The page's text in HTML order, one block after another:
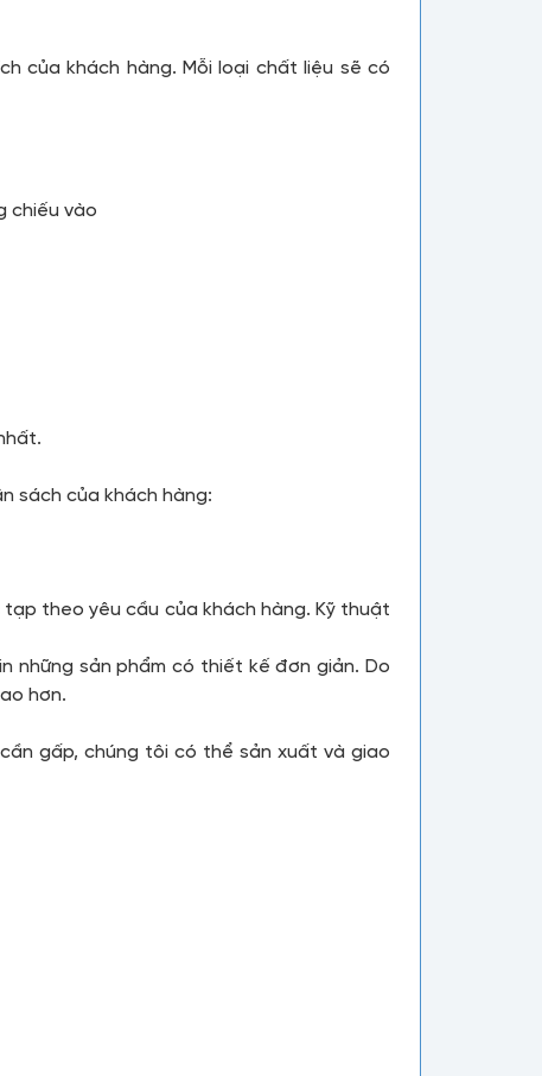
của khách hàng. Mỗi loại chất liệu sẽ có
chiếu vào
sách của khách hàng:
theo yêu cầu của khách hàng. Kỹ thuật
những sản phẩm có thiết kế đơn giản. Do
hơn.
gấp, chúng tôi có thể sản xuất và giao